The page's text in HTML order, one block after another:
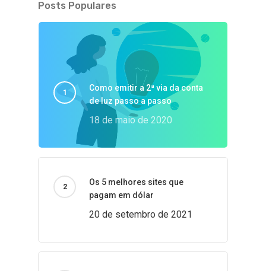
Posts Populares
Como emitir a 2ª via da conta
de luz passo a passo
18 de maio de 2020
Os 5 melhores sites que
pagam em dólar
20 de setembro de 2021